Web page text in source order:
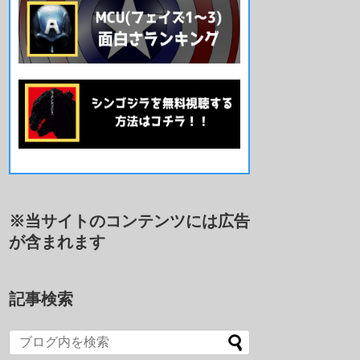
※当サイトのコンテンツには広告
が含まれます
記事検索